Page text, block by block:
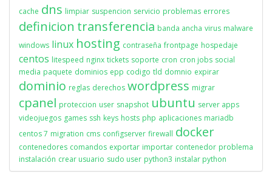
cache dns limpiar suspencion servicio problemas errores
definicion transferencia banda ancha virus malware
windows linux hosting contraseña frontpage hospedaje
centos litespeed nginx tickets soporte cron cron jobs social
media paquete dominios epp codigo tld domnio expirar
dominio reglas derechos wordpress migrar
cpanel proteccion user snapshot ubuntu server apps
videojuegos games ssh keys hosts php aplicaciones mariadb
centos 7 migration cms configserver firewall docker
contenedores comandos exportar importar contenedor problema
instalación crear usuario sudo user python3 instalar python